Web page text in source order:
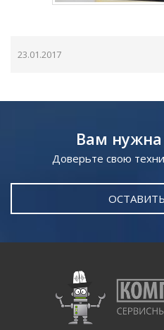
23.01.2017
Вам
Доверьте свою